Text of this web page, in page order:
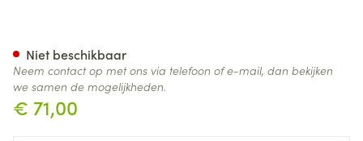
€ 71,00
Niet beschikbaar
Neem contact op met ons via telefoon of e-mail, dan bekijken
we samen de mogelijkheden.